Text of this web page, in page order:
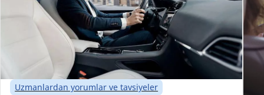
Uzmanlardan yorumlar ve tavsiyeler